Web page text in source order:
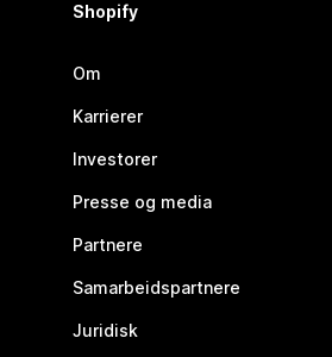
Shopify
Om
Karrierer
Investorer
Presse og media
Partnere
Samarbeidspartnere
Juridisk